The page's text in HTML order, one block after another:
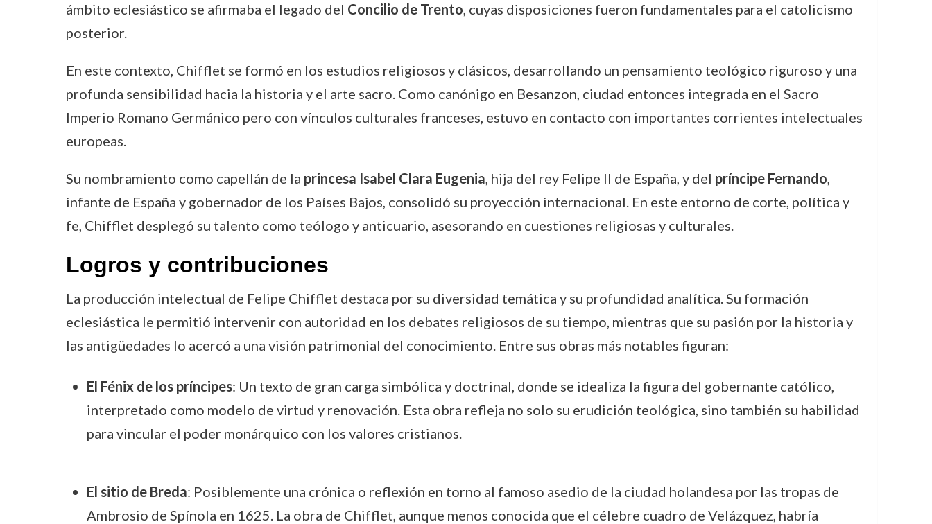
ámbito eclesiástico se afirmaba el legado del Concilio de Trento, cuyas disposiciones fueron fundamentales para el catolicismo
posterior.
En este contexto, Chifflet se formó en los estudios religiosos y clásicos, desarrollando un pensamiento teológico riguroso y una
profunda sensibilidad hacia la historia y el arte sacro. Como canónigo en Besanzon, ciudad entonces integrada en el Sacro
Imperio Romano Germánico pero con vínculos culturales franceses, estuvo en contacto con importantes corrientes intelectuales
europeas.
Su nombramiento como capellán de la princesa Isabel Clara Eugenia, hija del rey Felipe II de España, y del príncipe Fernando,
infante de España y gobernador de los Países Bajos, consolidó su proyección internacional. En este entorno de corte, política y
fe, Chifflet desplegó su talento como teólogo y anticuario, asesorando en cuestiones religiosas y culturales.
Logros y contribuciones
La producción intelectual de Felipe Chifflet destaca por su diversidad temática y su profundidad analítica. Su formación
eclesiástica le permitió intervenir con autoridad en los debates religiosos de su tiempo, mientras que su pasión por la historia y
las antigüedades lo acercó a una visión patrimonial del conocimiento. Entre sus obras más notables figuran:
El Fénix de los príncipes: Un texto de gran carga simbólica y doctrinal, donde se idealiza la figura del gobernante católico,
interpretado como modelo de virtud y renovación. Esta obra refleja no solo su erudición teológica, sino también su habilidad
para vincular el poder monárquico con los valores cristianos.
El sitio de Breda: Posiblemente una crónica o reflexión en torno al famoso asedio de la ciudad holandesa por las tropas de
Ambrosio de Spínola en 1625. La obra de Chifflet, aunque menos conocida que el célebre cuadro de Velázquez, habría